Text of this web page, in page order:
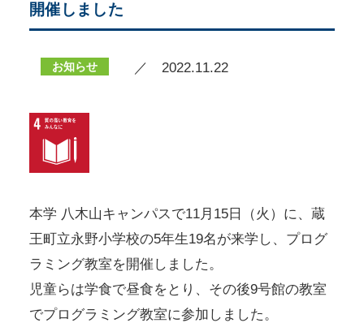
開催しました
お知らせ ／ 2022.11.22
本学 八木山キャンパスで11月15日（火）に、蔵
王町立永野小学校の5年生19名が来学し、プログ
ラミング教室を開催しました。
児童らは学食で昼食をとり、その後9号館の教室
でプログラミング教室に参加しました。